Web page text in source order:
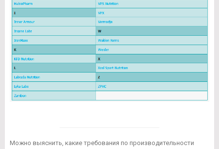
Можно выяснить, какие требования по производительности